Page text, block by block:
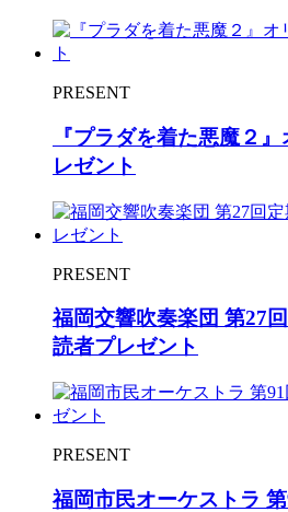
PRESENT
『プラダを着た悪魔２
レゼント
PRESENT
福岡交響吹奏楽団 第27
読者プレゼント
PRESENT
福岡市民オーケストラ